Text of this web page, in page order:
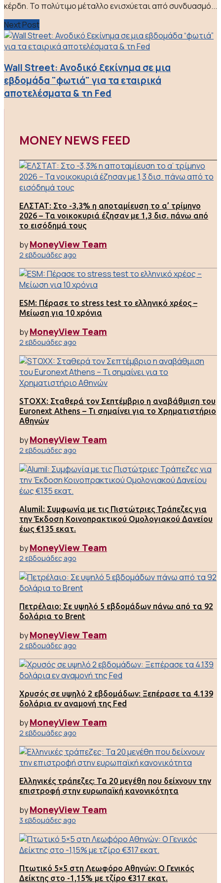
κέρδη. Το πολύτιμο μέταλλο ενισχύεται από συνδυασμό...
Next Post
Wall Street: Ανοδικό ξεκίνημα σε μια
εβδομάδα "φωτιά" για τα εταιρικά
αποτελέσματα & τη Fed
MONEY NEWS FEED
ΕΛΣΤΑΤ: Στο -3,3% η αποταμίευση το α’ τρίμηνο
2026 – Τα νοικοκυριά έζησαν με 1,3 δισ. πάνω από
το εισόδημά τους
byMoneyView Team
2 εβδομάδες ago
ESM: Πέρασε το stress test το ελληνικό χρέος –
Μείωση για 10 χρόνια
byMoneyView Team
2 εβδομάδες ago
STOXX: Σταθερά τον Σεπτέμβριο η αναβάθμιση του
Euronext Athens – Τι σημαίνει για το Χρηματιστήριο
Αθηνών
byMoneyView Team
2 εβδομάδες ago
Alumil: Συμφωνία με τις Πιστώτριες Τράπεζες για
την Έκδοση Κοινοπρακτικού Ομολογιακού Δανείου
έως €135 εκατ.
byMoneyView Team
2 εβδομάδες ago
Πετρέλαιο: Σε υψηλό 5 εβδομάδων πάνω από τα 92
δολάρια το Brent
byMoneyView Team
2 εβδομάδες ago
Χρυσός σε υψηλό 2 εβδομάδων: Ξεπέρασε τα 4.139
δολάρια εν αναμονή της Fed
byMoneyView Team
2 εβδομάδες ago
Ελληνικές τράπεζες: Τα 20 μεγέθη που δείχνουν την
επιστροφή στην ευρωπαϊκή κανονικότητα
byMoneyView Team
3 εβδομάδες ago
Πτωτικό 5×5 στη Λεωφόρο Αθηνών: Ο Γενικός
Δείκτης στο -1,15% με τζίρο €317 εκατ.